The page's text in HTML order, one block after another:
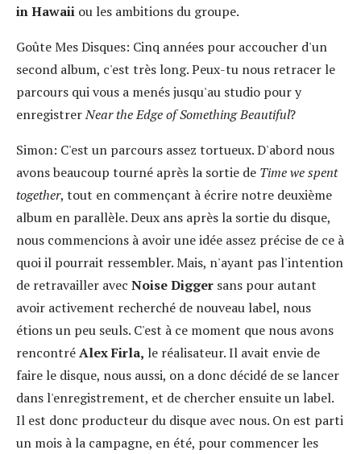
in Hawaii ou les ambitions du groupe.
Goûte Mes Disques: Cinq années pour accoucher d'un
second album, c'est très long. Peux-tu nous retracer le
parcours qui vous a menés jusqu'au studio pour y
enregistrerNear the Edge of Something Beautiful?
Simon: C'est un parcours assez tortueux. D'abord nous
avons beaucoup tourné après la sortie de Time we spent
together, tout en commençant à écrire notre deuxième
album en parallèle. Deux ans après la sortie du disque,
nous commencions à avoir une idée assez précise de ce à
quoi il pourrait ressembler. Mais, n'ayant pas l'intention
de retravailler avec Noise Digger sans pour autant
avoir activement recherché de nouveau label, nous
étions un peu seuls. C'est à ce moment que nous avons
rencontréAlex Firla, le réalisateur. Il avait envie de
faire le disque, nous aussi, on a donc décidé de se lancer
dans l'enregistrement, et de chercher ensuite un label.
Il est donc producteur du disque avec nous. On est parti
un mois à la campagne, en été, pour commencer les